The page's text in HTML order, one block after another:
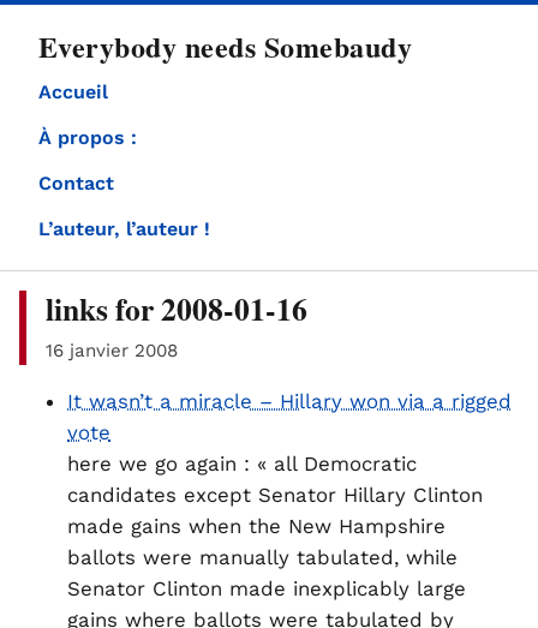
Everybody needs Somebaudy
Accueil
À propos :
Contact
L’auteur, l’auteur !
links for 2008-01-16
16 janvier 2008
It wasn’t a miracle – Hillary won via a rigged
vote
here we go again : « all Democratic
candidates except Senator Hillary Clinton
made gains when the New Hampshire
ballots were manually tabulated, while
Senator Clinton made inexplicably large
gains where ballots were tabulated by